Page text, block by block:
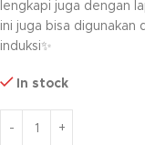
lengkapi juga dengan
ini juga bisa digunakan
induksi✨
In stock